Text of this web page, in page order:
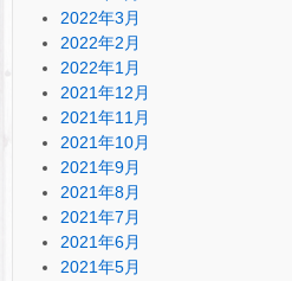
2022年3月
2022年2月
2022年1月
2021年12月
2021年11月
2021年10月
2021年9月
2021年8月
2021年7月
2021年6月
2021年5月